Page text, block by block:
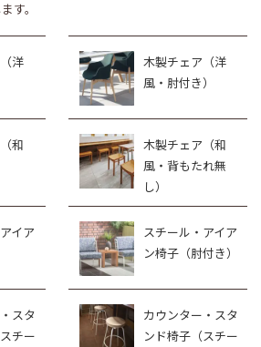
す。
洋
木製チェア（洋
風・肘付き）
和
木製チェア（和
風・背もたれ無
し）
イア
スチール・アイア
ン椅子（肘付き）
スタ
チー
カウンター・スタ
ンド椅子（スチー